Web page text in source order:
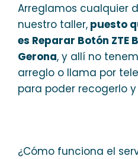
Arreglamos cualquier
nuestro taller, puesto
es Reparar Botón ZTE
Gerona, y allí no
arreglo o llama por
para poder recogerlo
¿Cómo funciona el